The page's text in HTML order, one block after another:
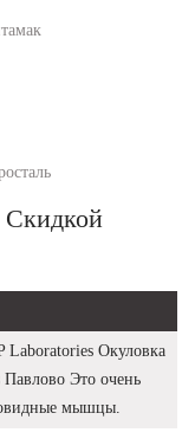
Laboratories Окуловка
Павлово Это очень
мышцы.